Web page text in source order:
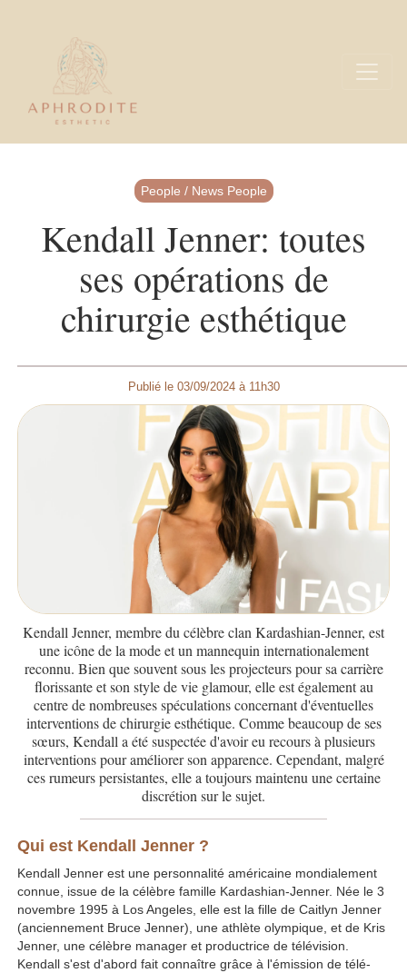
People / News People
Kendall Jenner: toutes
ses opérations de
chirurgie esthétique
Publié le 03/09/2024 à 11h30
Kendall Jenner, membre du célèbre clan Kardashian-Jenner, est
une icône de la mode et un mannequin internationalement
reconnu. Bien que souvent sous les projecteurs pour sa carrière
florissante et son style de vie glamour, elle est également au
centre de nombreuses spéculations concernant d'éventuelles
interventions de chirurgie esthétique. Comme beaucoup de ses
sœurs, Kendall a été suspectée d'avoir eu recours à plusieurs
interventions pour améliorer son apparence. Cependant, malgré
ces rumeurs persistantes, elle a toujours maintenu une certaine
discrétion sur le sujet.
Qui est Kendall Jenner ?
Kendall Jenner est une personnalité américaine mondialement
connue, issue de la célèbre famille Kardashian-Jenner. Née le 3
novembre 1995 à Los Angeles, elle est la fille de Caitlyn Jenner
(anciennement Bruce Jenner), une athlète olympique, et de Kris
Jenner, une célèbre manager et productrice de télévision.
Kendall s'est d'abord fait connaître grâce à l'émission de télé-